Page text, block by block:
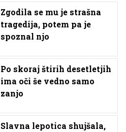
Zgodila se mu je strašna
tragedija, potem pa je
spoznal njo
Po skoraj štirih desetletjih
ima oči še vedno samo
zanjo
Slavna lepotica shujšala,